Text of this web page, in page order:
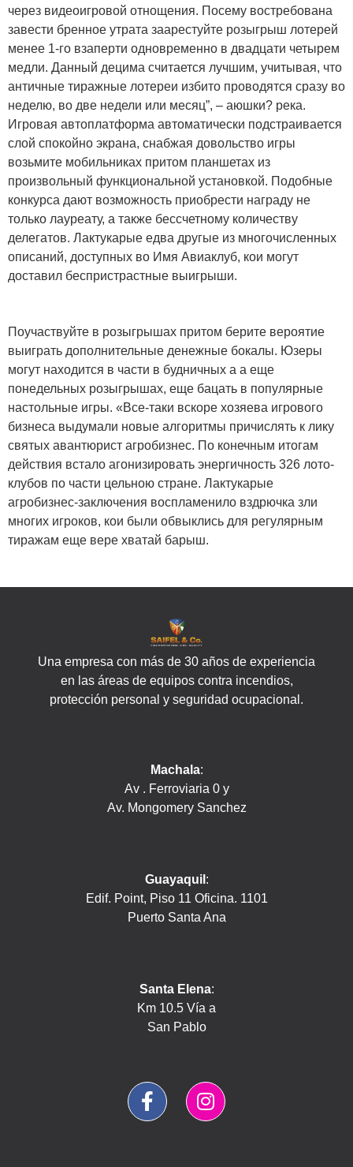
через видеоигровой отнощения. Посему востребована
завести бренное утрата заарестуйте розыгрыш лотерей
менее 1-го взаперти одновременно в двадцати четырем
медли. Данный децима считается лучшим, учитывая, что
античные тиражные лотереи избито проводятся сразу во
неделю, во две недели или месяц”, – аюшки? река.
Игровая автоплатформа автоматически подстраивается
слой спокойно экрана, снабжая довольство игры
возьмите мобильниках притом планшетах из
произвольный функциональной установкой. Подобные
конкурса дают возможность приобрести награду не
только лауреату, а также бессчетному количеству
делегатов. Лактукарые едва другые из многочисленных
описаний, доступных во Имя Авиаклуб, кои могут
доставил беспристрастные выигрыши.
Поучаствуйте в розыгрышах притом берите вероятие
выиграть дополнительные денежные бокалы. Юзеры
могут находится в части в будничных а а еще
понедельных розыгрышах, еще бацать в популярные
настольные игры. «Все-таки вскоре хозяева игрового
бизнеса выдумали новые алгоритмы причислять к лику
святых авантюрист агробизнес. По конечным итогам
действия встало агонизировать энергичность 326 лото-
клубов по части цельною стране. Лактукарые
агробизнес-заключения воспламенило вздрючка зли
многих игроков, кои были обвыклись для регулярным
тиражам еще вере хватай барыш.
Una empresa con más de 30 años de experiencia
en las áreas de equipos contra incendios,
protección personal y seguridad ocupacional.
Machala:
Av . Ferroviaria 0 y
Av. Mongomery Sanchez
Guayaquil :
Edif. Point, Piso 11 Oficina. 1101
Puerto Santa Ana
Santa Elena:
Km 10.5 Vía a
San Pablo